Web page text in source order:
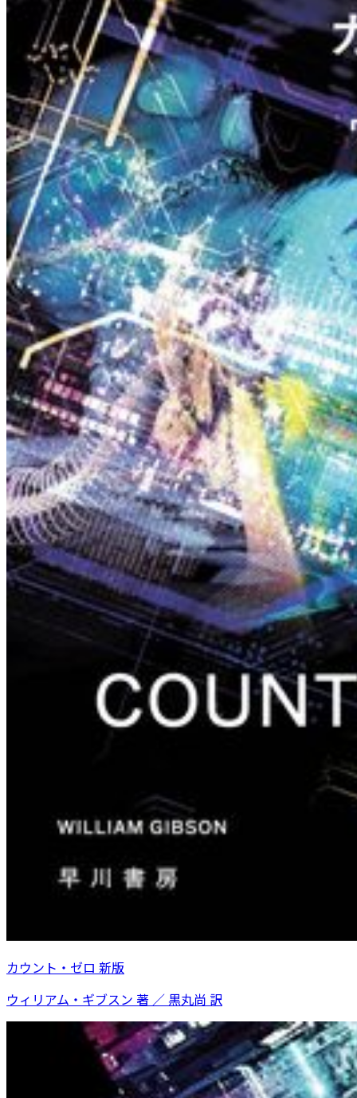
カウント・ゼロ 新版
ウィリアム・ギブスン 著 ／ 黒丸尚 訳